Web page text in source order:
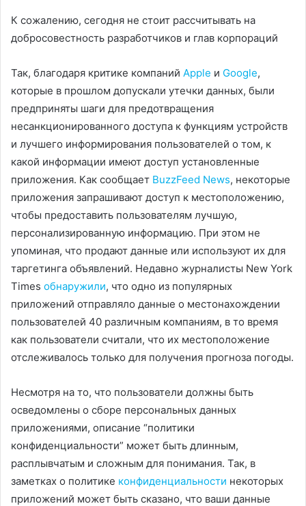
К сожалению, сегодня не стоит рассчитывать на
добросовестность разработчиков и глав корпораций
Так, благодаря критике компаний Apple и Google,
которые в прошлом допускали утечки данных, были
предприняты шаги для предотвращения
несанкционированного доступа к функциям устройств
и лучшего информирования пользователей о том, к
какой информации имеют доступ установленные
приложения. Как сообщает BuzzFeed News, некоторые
приложения запрашивают доступ к местоположению,
чтобы предоставить пользователям лучшую,
персонализированную информацию. При этом не
упоминая, что продают данные или используют их для
таргетинга объявлений. Недавно журналисты New York
Times обнаружили, что одно из популярных
приложений отправляло данные о местонахождении
пользователей 40 различным компаниям, в то время
как пользователи считали, что их местоположение
отслеживалось только для получения прогноза погоды.
Несмотря на то, что пользователи должны быть
осведомлены о сборе персональных данных
приложениями, описание “политики
конфиденциальности” может быть длинным,
расплывчатым ​​и сложным для понимания. Так, в
заметках о политике конфиденциальности некоторых
приложений может быть сказано, что ваши данные